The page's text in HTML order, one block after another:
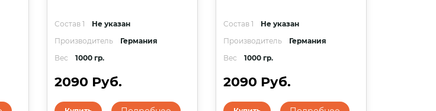
Состав 1
Не указан
Производитель
Германия
Вес
1000 гр.
2090 Руб.
Состав 1
Не указан
Производитель
Германия
Вес
1000 гр.
2090 Руб.